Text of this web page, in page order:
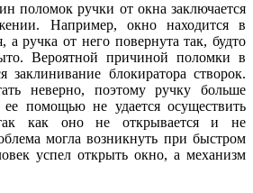
поломок ручки от окна заключается
Например, окно находится в
а ручка от него повернута так, будто
Вероятной причиной поломки в
заклинивание блокиратора створок.
неверно, поэтому ручку больше
помощью не удается осуществить
как оно не открывается и не
могла возникнуть при быстром
успел открыть окно, а механизм